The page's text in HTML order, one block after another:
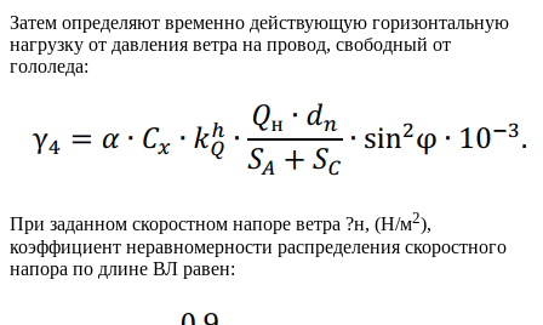
Затем определяют временно действующую горизонтальную
нагрузку от давления ветра на провод, свободный от
гололеда:
При заданном скоростном напоре ветра ?н, (Н/м2),
коэффициент неравномерности распределения скоростного
напора по длине ВЛ равен: